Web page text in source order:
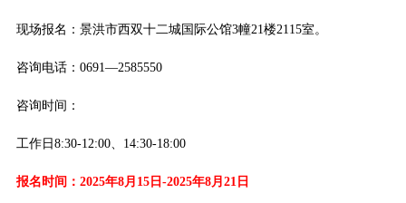
现场报名：景洪市西双十二城国际公馆3幢21楼2115室。
咨询电话：0691—2585550
咨询时间：
工作日8:30-12:00、14:30-18:00
报名时间：2025年8月15日-2025年8月21日